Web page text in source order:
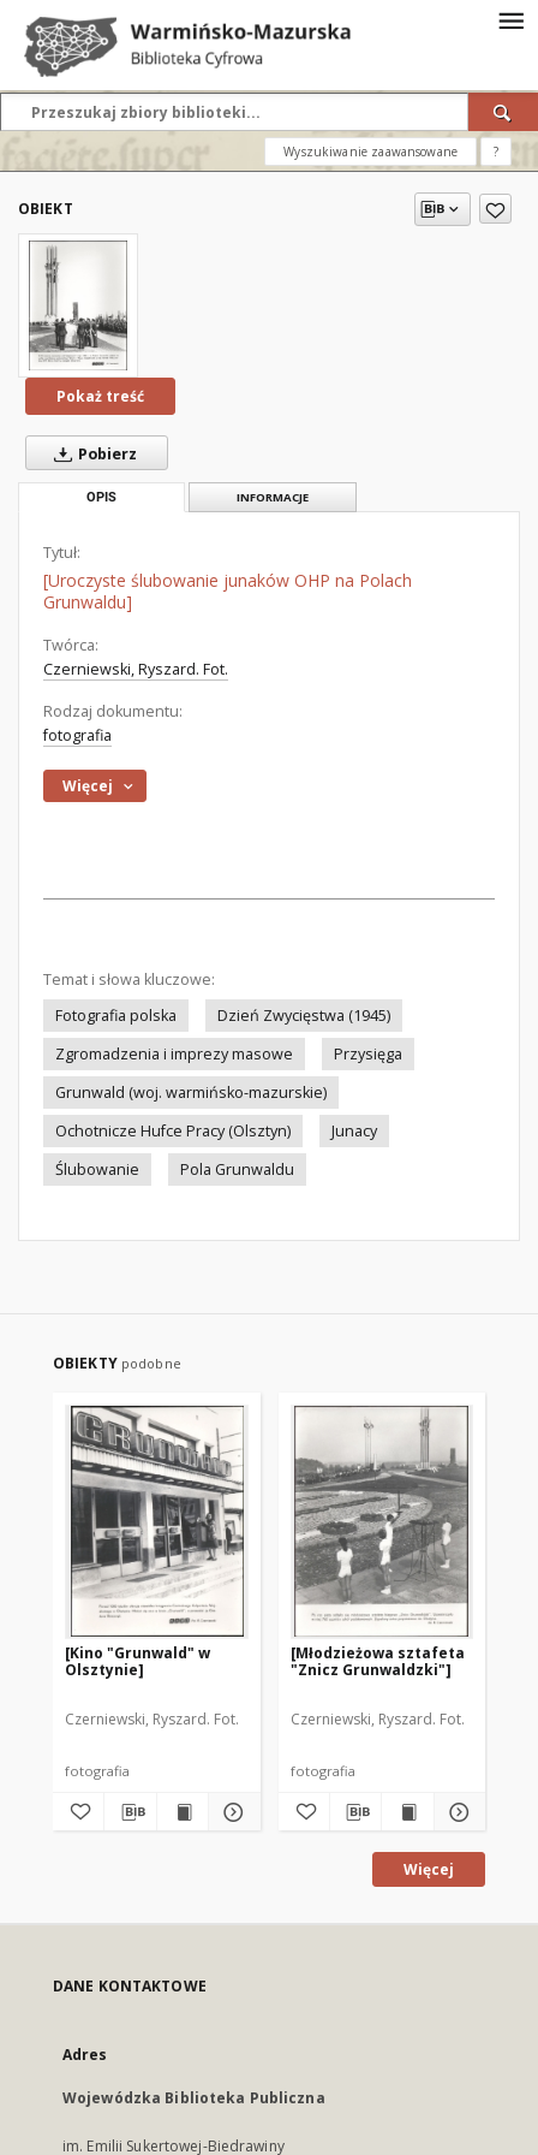
Wyszukiwanie zaawansowane ?
OBIEKT
Pokaż treść
Pobierz
OPIS INFORMACJE
Tytuł:
[Uroczyste ślubowanie junaków OHP na Polach
Grunwaldu]
Twórca:
Czerniewski, Ryszard. Fot.
Rodzaj dokumentu:
fotografia
Więcej
Temat i słowa kluczowe:
Fotografia polska
Dzień Zwycięstwa (1945)
Zgromadzenia i imprezy masowe
Przysięga
Grunwald (woj. warmińsko-mazurskie)
Ochotnicze Hufce Pracy (Olsztyn)
Junacy
Ślubowanie
Pola Grunwaldu
OBIEKTY podobne
[Kino "Grunwald" w
Olsztynie]
Czerniewski, Ryszard. Fot.
fotografia
[Młodzieżowa sztafeta
"Znicz Grunwaldzki"]
Czerniewski, Ryszard. Fot.
fotografia
Więcej
DANE KONTAKTOWE
Adres
Wojewódzka Biblioteka Publiczna
im. Emilii Sukertowej-Biedrawiny